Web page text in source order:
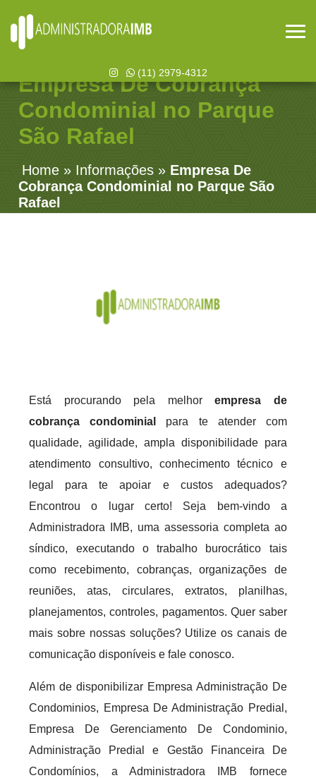
(11) 2979-4312
Empresa De Cobrança
Condominial no Parque
São Rafael
Home » Informações » Empresa De
Cobrança Condominial no Parque São
Rafael
Está procurando pela melhorempresa de
cobrança condominial
para te atender com
qualidade, agilidade, ampla disponibilidade para
atendimento consultivo, conhecimento técnico e
legal para te apoiar e custos adequados?
Encontrou o lugar certo! Seja bem-vindo a
Administradora IMB, uma assessoria completa ao
síndico, executando o trabalho burocrático tais
como recebimento, cobranças, organizações de
reuniões, atas, circulares, extratos, planilhas,
planejamentos, controles, pagamentos. Quer saber
mais sobre nossas soluções? Utilize os canais de
comunicação disponíveis e fale conosco.
Além de disponibilizar Empresa Administração De
Condominios, Empresa De Administração Predial,
Empresa De Gerenciamento De Condominio,
Administração Predial e Gestão Financeira De
Condomínios, a Administradora IMB fornece